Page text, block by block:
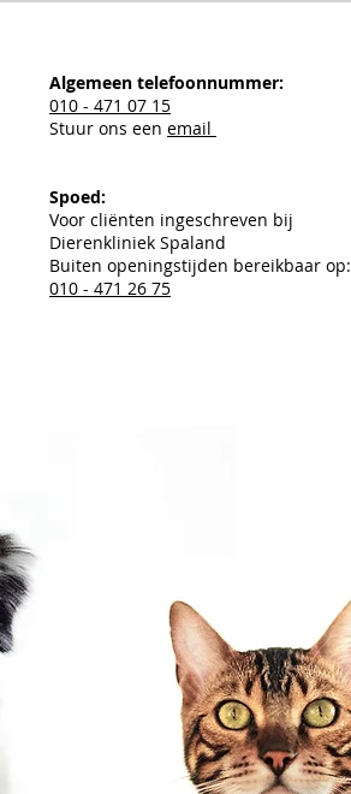
Algemeen telefoonnummer:
010 - 471 07 15
Stuur ons een email
Spoed:
Voor cliënten ingeschreven bij
Dierenkliniek Spaland
Buiten openingstijden bereikbaar op:
010 - 471 26 75